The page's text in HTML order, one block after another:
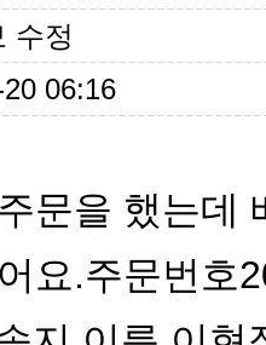
수정
06:16